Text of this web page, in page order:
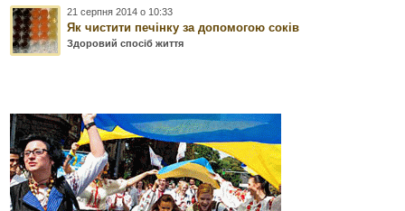
21 серпня 2014 о 10:33
Як чистити печінку за допомогою соків
Здоровий спосіб життя